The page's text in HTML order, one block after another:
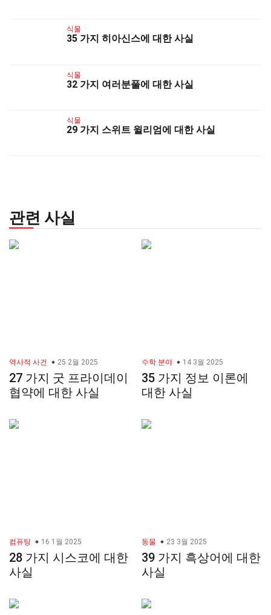
식물
35 가지 히아신스에 대한 사실
식물
32 가지 여러분풀에 대한 사실
식물
29 가지 스위트 윌리엄에 대한 사실
관련 사실
역사적 사건 25 2월 2025
27 가지 굿 프라이데이
협약에 대한 사실
수학 분야 14 3월 2025
35 가지 정보 이론에
대한 사실
컴퓨팅 16 1월 2025
28 가지 시스코에 대한
사실
동물 23 3월 2025
39 가지 흑상어에 대한
사실